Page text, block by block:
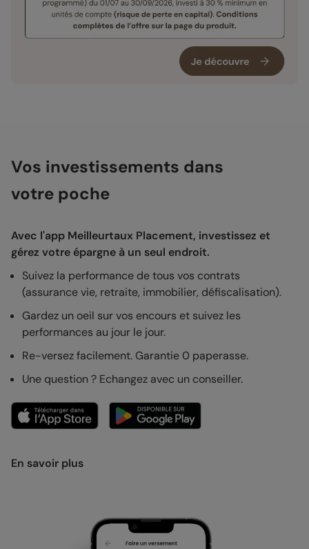
Vos investissements dans
votre poche
Avec l'app Meilleurtaux Placement, investissez et
gérez votre épargne à un seul endroit.
Suivez la performance de tous vos contrats
(assurance vie, retraite, immobilier, défiscalisation).
Gardez un oeil sur vos encours et suivez les
performances au jour le jour.
Re-versez facilement. Garantie 0 paperasse.
Une question ? Echangez avec un conseiller.
En savoir plus